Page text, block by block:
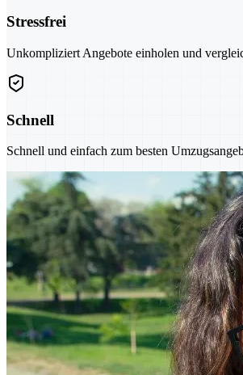
Stressfrei
Unkompliziert Angebote einholen und
Schnell
Schnell und einfach zum besten